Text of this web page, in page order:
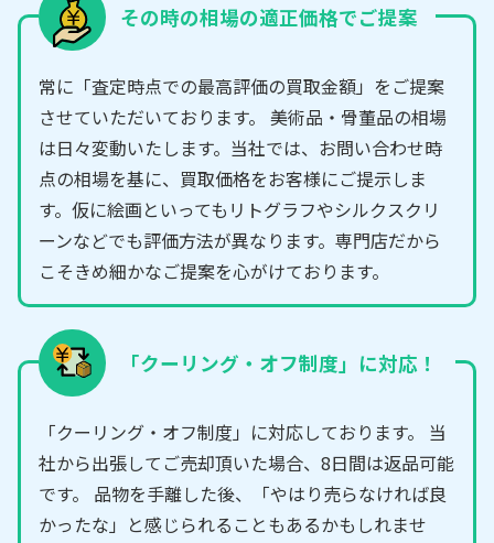
その時の相場の適正価格でご提案
常に「査定時点での最高評価の買取金額」をご提案
させていただいております。 美術品・骨董品の相場
は日々変動いたします。当社では、お問い合わせ時
点の相場を基に、買取価格をお客様にご提示しま
す。仮に絵画といってもリトグラフやシルクスクリ
ーンなどでも評価方法が異なります。専門店だから
こそきめ細かなご提案を心がけております。
「クーリング・オフ制度」に対応！
「クーリング・オフ制度」に対応しております。 当
社から出張してご売却頂いた場合、8日間は返品可能
です。 品物を手離した後、「やはり売らなければ良
かったな」と感じられることもあるかもしれませ